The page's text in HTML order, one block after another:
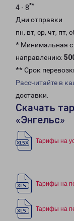
4 - 8**
Дни отправки
пн, вт, ср, чт, пт,
* Минимальная
направлению:
** Срок
Рассчитайте в
доставки.
Скачать
«Энгельс»
Тарифы на
Тарифы на
Тарифы на